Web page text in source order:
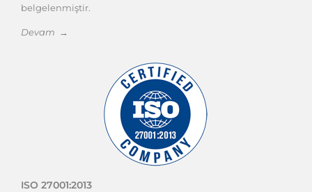
belgelenmiştir.
Devam →
ISO 27001:2013